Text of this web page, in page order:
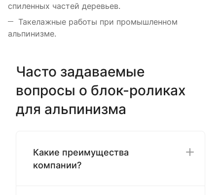
спиленных частей деревьев.
Такелажные работы при промышленном
альпинизме.
Часто задаваемые
вопросы о блок-роликах
для альпинизма
Какие преимущества
компании?